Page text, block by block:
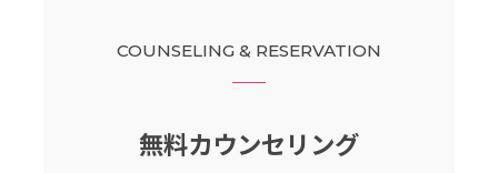
COUNSELING & RESERVATION
無料カウンセリング